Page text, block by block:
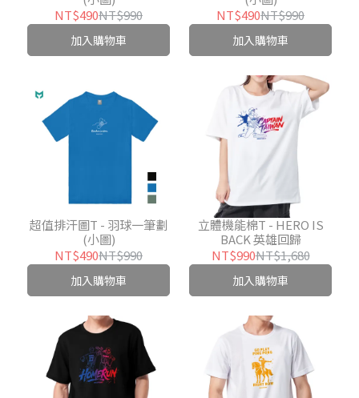
NT$490NT$990
加入購物車
NT$490NT$990
加入購物車
超值排汗圖T - 羽球一筆劃
(小圖)
NT$490NT$990
加入購物車
立體機能棉T - HERO IS
BACK 英雄回歸
NT$990NT$1,680
加入購物車